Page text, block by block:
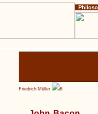
Friedrich Müller B